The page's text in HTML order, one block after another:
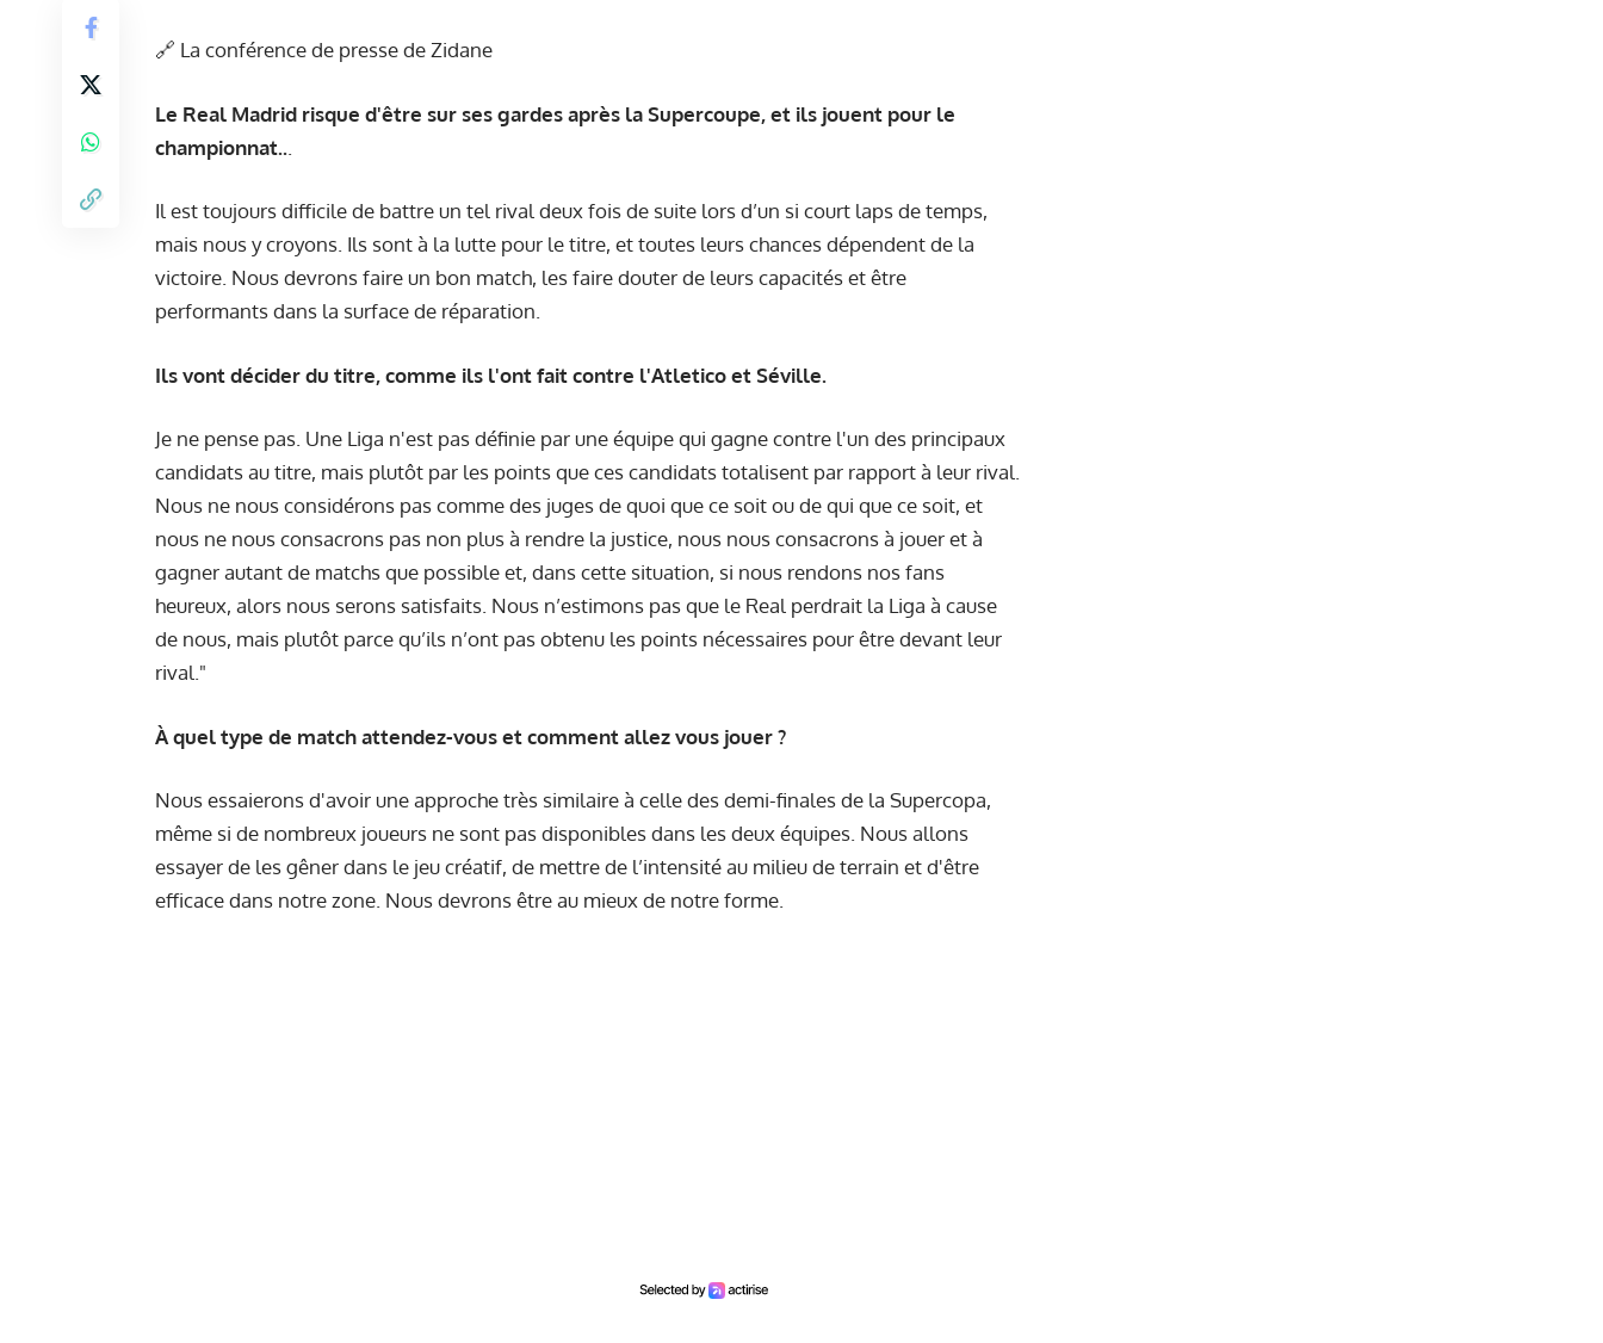
🔗 La conférence de presse de Zidane
Le Real Madrid risque d'être sur ses gardes après la Supercoupe, et ils jouent pour le
championnat..
Il est toujours difficile de battre un tel rival deux fois de suite lors d’un si court laps de temps,
mais nous y croyons. Ils sont à la lutte pour le titre, et toutes leurs chances dépendent de la
victoire. Nous devrons faire un bon match, les faire douter de leurs capacités et être
performants dans la surface de réparation.
Ils vont décider du titre, comme ils l'ont fait contre l'Atletico et Séville.
Je ne pense pas. Une Liga n'est pas définie par une équipe qui gagne contre l'un des principaux
candidats au titre, mais plutôt par les points que ces candidats totalisent par rapport à leur rival.
Nous ne nous considérons pas comme des juges de quoi que ce soit ou de qui que ce soit, et
nous ne nous consacrons pas non plus à rendre la justice, nous nous consacrons à jouer et à
gagner autant de matchs que possible et, dans cette situation, si nous rendons nos fans
heureux, alors nous serons satisfaits. Nous n’estimons pas que le Real perdrait la Liga à cause
de nous, mais plutôt parce qu’ils n’ont pas obtenu les points nécessaires pour être devant leur
rival."
À quel type de match attendez-vous et comment allez vous jouer ?
Nous essaierons d'avoir une approche très similaire à celle des demi-finales de la Supercopa,
même si de nombreux joueurs ne sont pas disponibles dans les deux équipes. Nous allons
essayer de les gêner dans le jeu créatif, de mettre de l’intensité au milieu de terrain et d'être
efficace dans notre zone. Nous devrons être au mieux de notre forme.